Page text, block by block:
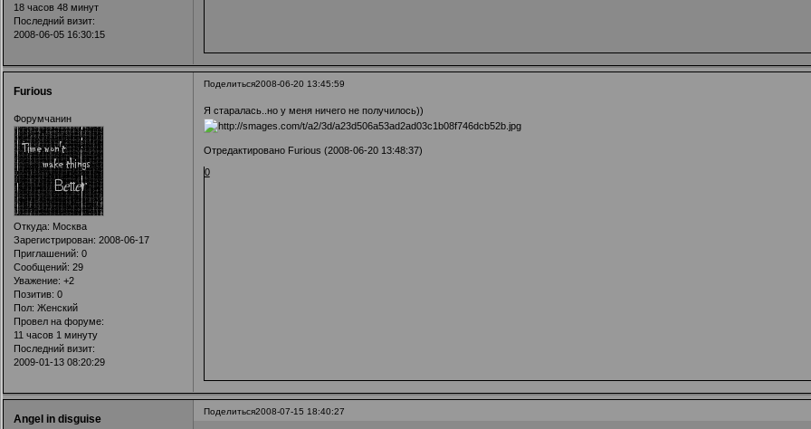
18 часов 48 минут
Последний визит:
2008-06-05 16:30:15
Поделиться2008-06-20 13:45:59
Furious
Форумчанин
Откуда: Москва
Зарегистрирован: 2008-06-17
Приглашений: 0
Сообщений: 29
Уважение: +2
Позитив: 0
Пол: Женский
Провел на форуме:
11 часов 1 минуту
Последний визит:
2009-01-13 08:20:29
Я старалась..но у меня ничего не получилось))
Отредактировано Furious (2008-06-20 13:48:37)
0
Поделиться2008-07-15 18:40:27
Angel in disguise